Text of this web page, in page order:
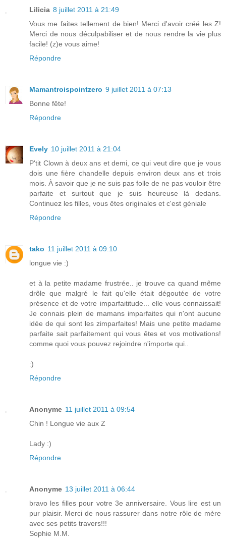
Lilicia 8 juillet 2011 à 21:49
Vous me faites tellement de bien! Merci d'avoir créé les Z!
Merci de nous déculpabiliser et de nous rendre la vie plus
facile! (z)e vous aime!
Répondre
Mamantroispointzero 9 juillet 2011 à 07:13
Bonne fête!
Répondre
Evely 10 juillet 2011 à 21:04
P'tit Clown à deux ans et demi, ce qui veut dire que je vous
dois une fière chandelle depuis environ deux ans et trois
mois. À savoir que je ne suis pas folle de ne pas vouloir être
parfaite et surtout que je suis heureuse là dedans.
Continuez les filles, vous êtes originales et c'est géniale
Répondre
tako 11 juillet 2011 à 09:10
longue vie :)
et à la petite madame frustrée.. je trouve ca quand même
drôle que malgré le fait qu'elle était dégoutée de votre
présence et de votre imparfaititude... elle vous connaissait!
Je connais plein de mamans imparfaites qui n'ont aucune
idée de qui sont les zimparfaites! Mais une petite madame
parfaite sait parfaitement qui vous êtes et vos motivations!
comme quoi vous pouvez rejoindre n'importe qui..
:)
Répondre
Anonyme 11 juillet 2011 à 09:54
Chin ! Longue vie aux Z
Lady :)
Répondre
Anonyme 13 juillet 2011 à 06:44
bravo les filles pour votre 3e anniversaire. Vous lire est un
pur plaisir. Merci de nous rassurer dans notre rôle de mère
avec ses petits travers!!!
Sophie M.M.